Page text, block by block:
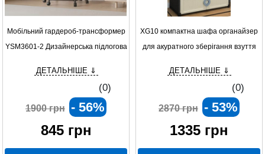
Мобільний гардероб-трансформер
YSM3601-2 Дизайнерська підлогова
ДЕТАЛЬНІШЕ ⇓
(0)
1900 грн - 56%
845грн
XG10 компактна шафа органайзер
для акуратного зберігання взуття
ДЕТАЛЬНІШЕ ⇓
(0)
2870 грн - 53%
1335 грн